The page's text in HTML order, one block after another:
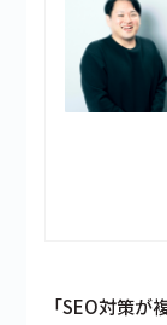
「SEO対策